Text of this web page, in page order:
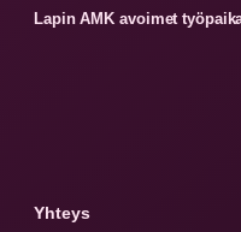
Lapin AMK avoimet
Yhteys